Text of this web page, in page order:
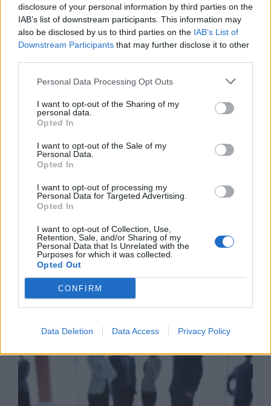
disclosure of your personal information by third parties on the
IAB’s list of downstream participants. This information may
also be disclosed by us to third parties on the IAB’s List of
Downstream Participants that may further disclose it to other
Personal Data Processing Opt Outs
I want to opt-out of the Sharing of my
personal data.
Opted In
I want to opt-out of the Sale of my
Personal Data.
Opted In
I want to opt-out of processing my
Personal Data for Targeted Advertising.
Opted In
I want to opt-out of Collection, Use,
Retention, Sale, and/or Sharing of my
Personal Data that Is Unrelated with the
Purposes for which it was collected.
Opted Out
CONFIRM
Data Deletion Data Access Privacy Policy
30/07/26|15:43
Βραζιλία: Προσφεύγει στον ΠΟΕ
κατά των νέων αμερικανικών
δασμών
Η Ιαπωνία επικρίνει τους νέους
επέβαλαν οι Ηνωμένες Πολιτείες
Αυστραλία: Αδικαιολόγητοι οι
24/07/26|16:22
Business Know-how